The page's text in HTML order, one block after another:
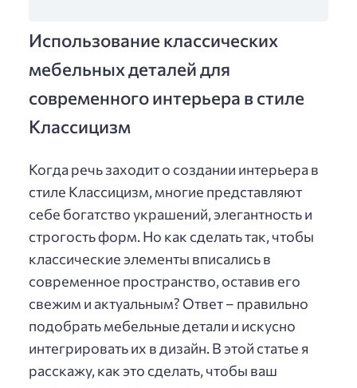
Использование классических
мебельных деталей для
современного интерьера в стиле
Классицизм
Когда речь заходит о создании интерьера в
стиле Классицизм, многие представляют
себе богатство украшений, элегантность и
строгость форм. Но как сделать так, чтобы
классические элементы вписались в
современное пространство, оставив его
свежим и актуальным? Ответ – правильно
подобрать мебельные детали и искусно
интегрировать их в дизайн. В этой статье я
расскажу, как это сделать, чтобы ваш